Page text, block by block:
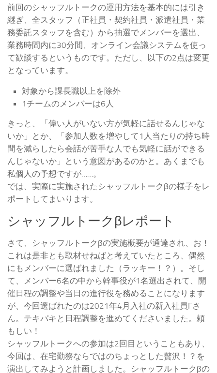
前回のシャッフルトークの運用方法を基本的には引き
継ぎ、全スタッフ（正社員・契約社員・派遣社員・業
務委託スタッフを含む）から抽選でメンバーを選出、
業務時間内に30分間、オンライン会議システムを使っ
て歓談するというものです。ただし、以下の2点は変更
となっています。
対象から課長職以上を除外
1チームのメンバーは6人
きっと、「偉い人がいない方が気軽に話せるんじゃな
いか」とか、「参加人数を増やして1人当たりの持ち時
間を減らしたら会話が苦手な人でも気軽に話ができる
んじゃないか」という意図があるのかと。あくまでも
私個人の予想ですが……。
では、実際に実施されたシャッフルトークβの様子をレ
ポートしてまいります。
シャッフルトークβレポート
さて、シャッフルトークβの実施概要が通達され、お！
これは是非とも取材せねばと考えていたところ、偶然
にもメンバーに選ばれました（ラッキー！？）。そし
て、メンバー6名の中から幹事役が1名選出されて、開
催日程の調整や当日の進行役を務めることになります
が、今回選ばれたのは2021年4月入社の新入社員Fさ
ん。テキパキと日程調整を進めてくださいました。頼
もしい！
シャッフルトークへの参加は2回目ということもあり、
今回は、在宅勤務ならではのちょっとした贅沢！？を
演出してみようと計画しました。シャッフルトークβの